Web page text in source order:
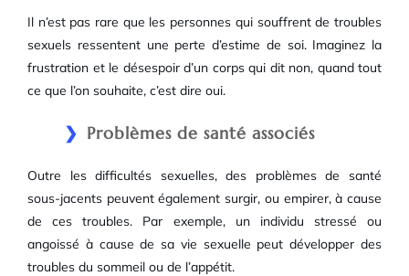
Il n’est pas rare que les personnes qui souffrent de troubles
sexuels ressentent une perte d’estime de soi. Imaginez la
frustration et le désespoir d’un corps qui dit non, quand tout
ce que l’on souhaite, c’est dire oui.
Problèmes de santé associés
Outre les difficultés sexuelles, des problèmes de santé
sous-jacents peuvent également surgir, ou empirer, à cause
de ces troubles. Par exemple, un individu stressé ou
angoissé à cause de sa vie sexuelle peut développer des
troubles du sommeil ou de l’appétit.